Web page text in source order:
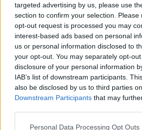
targeted advertising by us, please use
section to confirm your selection.
opt-out request is processed you may
interest-based ads based on personal
us or personal information disclosed to
your opt-out. You may separately opt-
disclosure of your personal information
IAB’s list of downstream participants.
also be disclosed by us to third parties
Downstream Participants that may
Personal Data Processing Opt Outs
Κοιμάστε στο πλάι; Το
μαξιλάρι για αυτήν τη
σύμφωνα με ειδικό
Γιατί όμως ο
διαβήτης προκαλεί